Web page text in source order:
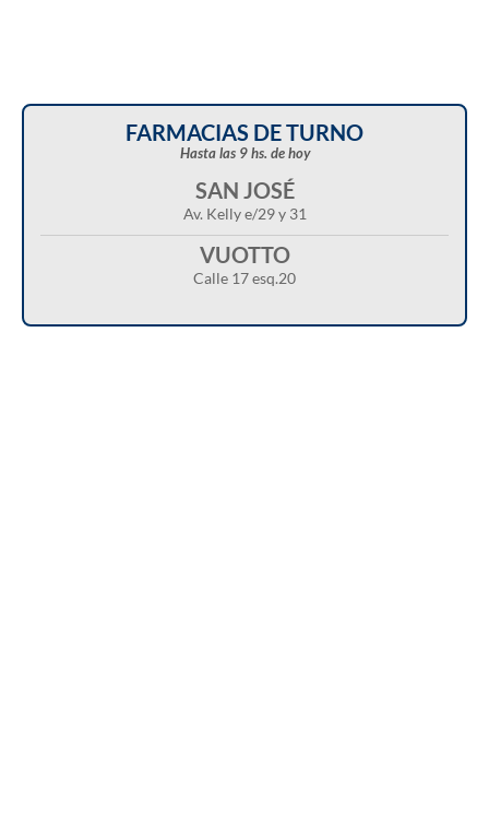
FARMACIAS DE TURNO
Hasta las 9 hs. de hoy
SAN JOSÉ
Av. Kelly e/29 y 31
VUOTTO
Calle 17 esq.20